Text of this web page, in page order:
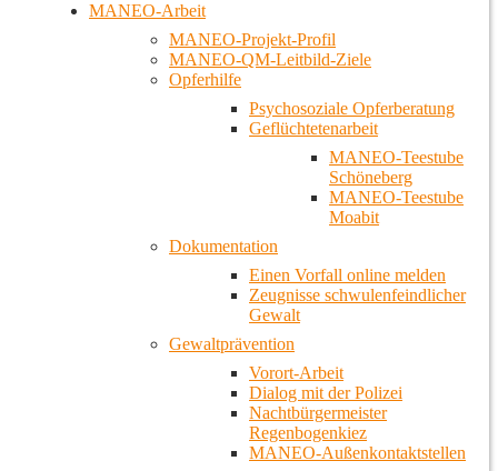
MANEO-Arbeit
MANEO-Projekt-Profil
MANEO-QM-Leitbild-Ziele
Opferhilfe
Psychosoziale Opferberatung
Geflüchtetenarbeit
MANEO-Teestube
Schöneberg
MANEO-Teestube
Moabit
Dokumentation
Einen Vorfall online melden
Zeugnisse schwulenfeindlicher
Gewalt
Gewaltprävention
Vorort-Arbeit
Dialog mit der Polizei
Nachtbürgermeister
Regenbogenkiez
MANEO-Außenkontaktstellen